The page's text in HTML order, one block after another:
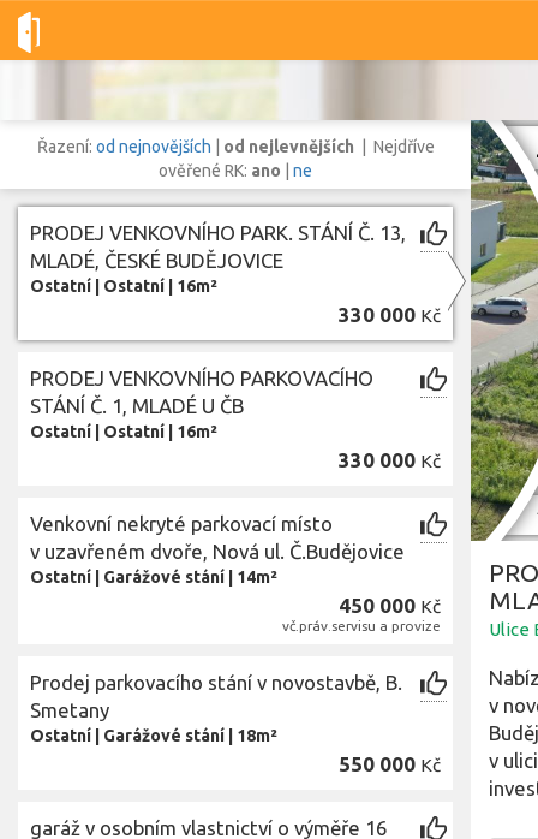
Dobré-nemovitosti.cz obec České Budějovice, okres České
Vše Pozemky
okres České Budějovice, Jihočeský kraj
Cena
Řazení: od nejnovějších od nejlevnějších
| Nejdříve
ověřené RK: ano ne
PRODEJ VENKOVNÍHO PARK. STÁNÍ Č. 13,
MLADÉ, ČESKÉ BUDĚJOVICE
Ostatní Ostatní 16m²
330 000 Kč
PRODEJ VENKOVNÍHO PARKOVACÍHO
STÁNÍ Č. 1, MLADÉ U ČB
Ostatní Ostatní 16m²
330 000 Kč
Venkovní nekryté parkovací místo
v uzavřeném dvoře, Nová ul. Č.Budějovice
Ostatní Garážové stání 14m²
450 000 Kč
vč.práv.servisu a provize
Prodej parkovacího stání v novostavbě, B.
Smetany
Ostatní Garážové stání 18m²
550 000 Kč
garáž v osobním vlastnictví o výměře 16
Ulice
v
v